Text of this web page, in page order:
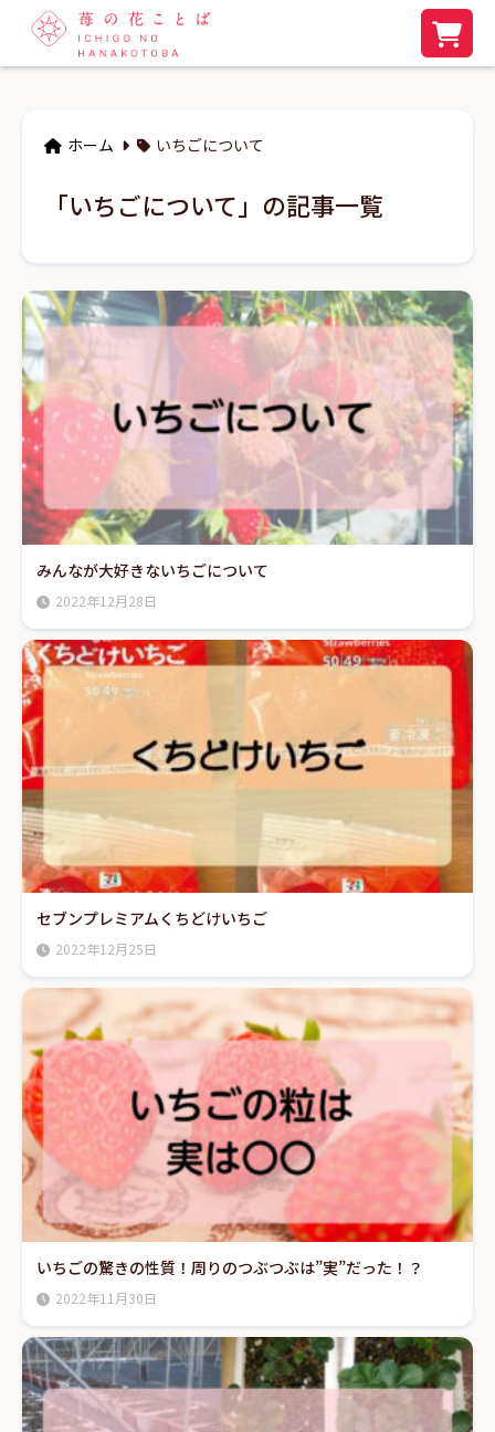
ホーム いちごについて
「いちごについて」の記事一覧
みんなが大好きないちごについて
2022年12月28日
セブンプレミアムくちどけいちご
2022年12月25日
いちごの驚きの性質！周りのつぶつぶは”実”だった！？
2022年11月30日